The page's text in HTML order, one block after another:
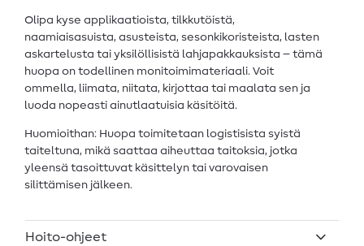
Olipa kyse applikaatioista, tilkkutöistä,
naamiaisasuista, asusteista, sesonkikoristeista, lasten
askartelusta tai yksilöllisistä lahjapakkauksista – tämä
huopa on todellinen monitoimimateriaali. Voit
ommella, liimata, niitata, kirjottaa tai maalata sen ja
luoda nopeasti ainutlaatuisia käsitöitä.
Huomioithan: Huopa toimitetaan logistisista syistä
taiteltuna, mikä saattaa aiheuttaa taitoksia, jotka
yleensä tasoittuvat käsittelyn tai varovaisen
silittämisen jälkeen.
Hoito-ohjeet